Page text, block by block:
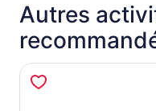
Autres